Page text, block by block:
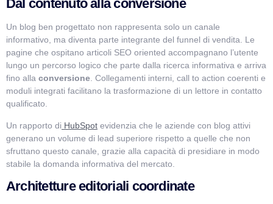
Dal contenuto alla conversione
Un blog ben progettato non rappresenta solo un canale
informativo, ma diventa parte integrante del funnel di vendita. Le
pagine che ospitano articoli SEO oriented accompagnano l’utente
lungo un percorso logico che parte dalla ricerca informativa e arriva
fino alla conversione. Collegamenti interni, call to action coerenti e
moduli integrati facilitano la trasformazione di un lettore in contatto
qualificato.
Un rapporto di HubSpot evidenzia che le aziende con blog attivi
generano un volume di lead superiore rispetto a quelle che non
sfruttano questo canale, grazie alla capacità di presidiare in modo
stabile la domanda informativa del mercato.
Architetture editoriali coordinate